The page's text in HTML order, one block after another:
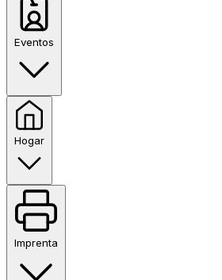
Eventos
Hogar
Imprenta